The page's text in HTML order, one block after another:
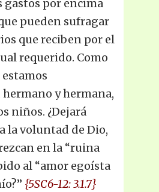
por encima
pueden sufragar
que reciben por el
requerido. Como
estamos
y hermana,
niños. ¿Dejará
la voluntad de Dio,
en la “ruina
al “amor egoísta
{5SC6-12: 3.1.7}